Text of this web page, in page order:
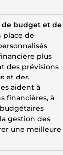
de budget et de
place de
plus
des prévisions
et des
aident à
financières, à
gestion des
une meilleure